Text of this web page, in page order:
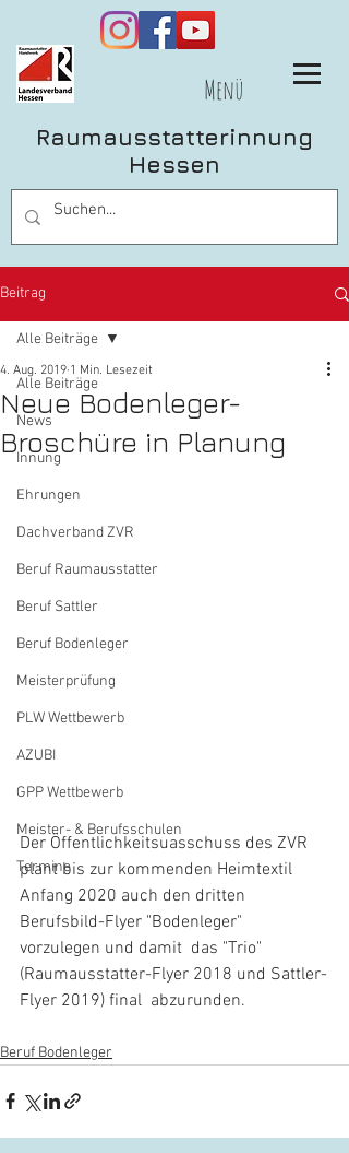
Menü
Raumausstatterinnung
Hessen
Beitrag
Alle Beiträge
News
Innung
Ehrungen
Dachverband ZVR
Beruf Raumausstatter
Beruf Sattler
Beruf Bodenleger
Meisterprüfung
PLW Wettbewerb
AZUBI
GPP Wettbewerb
Meister- & Berufsschulen
Termine
Alle Beiträge
Neue Bodenleger-
Broschüre in Planung
4. Aug. 2019 1 Min. Lesezeit
Der Öffentlichkeitsuasschuss des ZVR
plant bis zur kommenden Heimtextil
Anfang 2020 auch den dritten
Berufsbild-Flyer "Bodenleger"
vorzulegen und damit  das "Trio"
(Raumausstatter-Flyer 2018 und Sattler-
Flyer 2019) final  abzurunden.
Beruf Bodenleger